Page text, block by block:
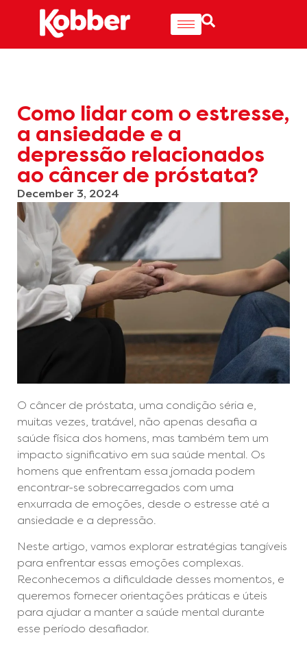
Como lidar com o estresse,
a ansiedade e a
depressão relacionados
ao câncer de próstata?
December 3, 2024
O câncer de próstata, uma condição séria e,
muitas vezes, tratável, não apenas desafia a
saúde física dos homens, mas também tem um
impacto significativo em sua saúde mental. Os
homens que enfrentam essa jornada podem
encontrar-se sobrecarregados com uma
enxurrada de emoções, desde o estresse até a
ansiedade e a depressão.
Neste artigo, vamos explorar estratégias tangíveis
para enfrentar essas emoções complexas.
Reconhecemos a dificuldade desses momentos, e
queremos fornecer orientações práticas e úteis
para ajudar a manter a saúde mental durante
esse período desafiador.